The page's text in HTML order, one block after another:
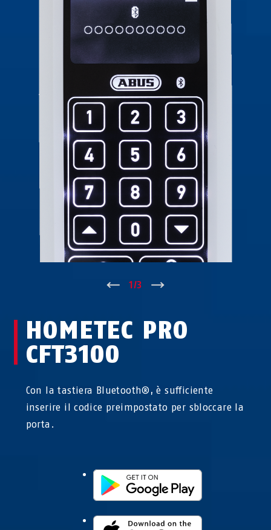
1/3
HOMETEC PRO
CFT3100
Con la tastiera Bluetooth®, è sufficiente
inserire il codice preimpostato per sbloccare la
porta.